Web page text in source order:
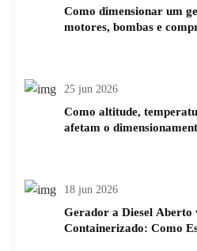
Como dimensionar um
motores, bombas e
25 jun 2026
Como altitude,
afetam o
18 jun 2026
Gerador a Diesel Aberto
Containerizado: Como